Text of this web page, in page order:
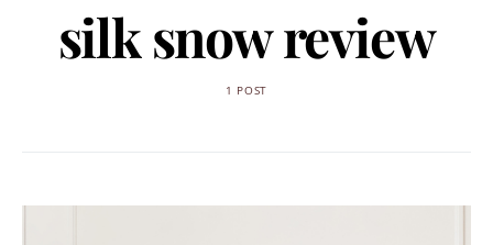
silk snow review
1 POST